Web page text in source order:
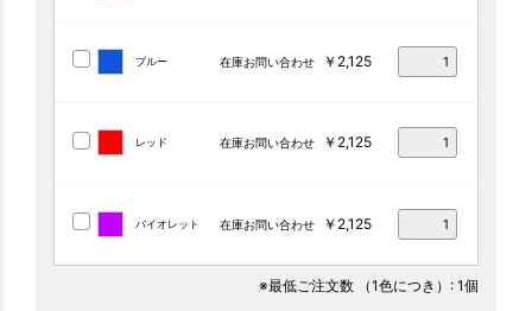
ブルー 在庫お問い合わせ ￥2,125
レッド 在庫お問い合わせ ￥2,125
バイオレット 在庫お問い合わせ ￥2,125
※最低ご注文数 （1色につき） : 1個